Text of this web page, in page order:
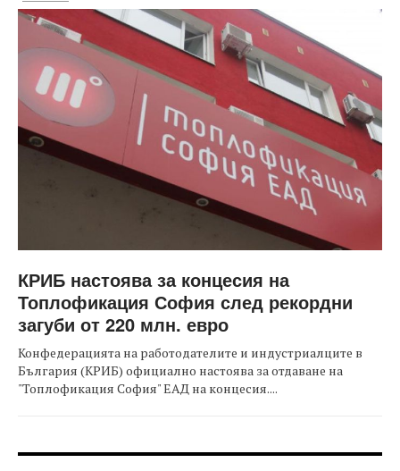
КРИБ настоява за концесия на
Топлофикация София след рекордни
загуби от 220 млн. евро
Конфедерацията на работодателите и индустриалците в
България (КРИБ) официално настоява за отдаване на
"Топлофикация София" ЕАД на концесия....